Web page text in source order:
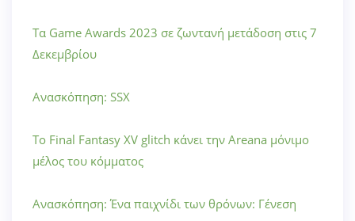
Τα Game Awards 2023 σε ζωντανή μετάδοση στις 7
Δεκεμβρίου
Ανασκόπηση: SSX
Το Final Fantasy XV glitch κάνει την Areana μόνιμο
μέλος του κόμματος
Ανασκόπηση: Ένα παιχνίδι των θρόνων: Γένεση